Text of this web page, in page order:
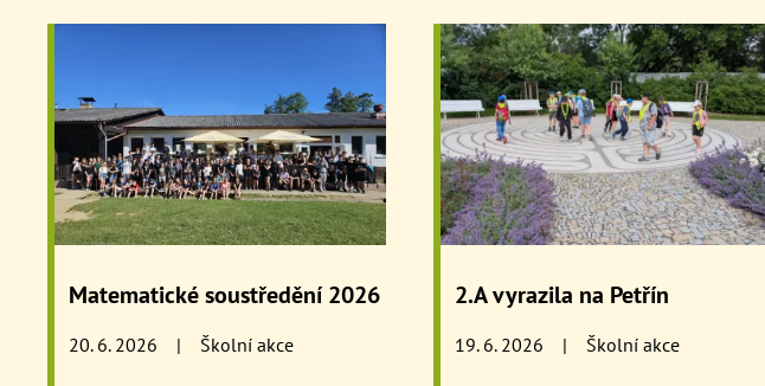
Matematické soustředění 2026
20. 6. 2026 | Školní akce
2.A vyrazila na Petřín
19. 6. 2026 | Školní akce